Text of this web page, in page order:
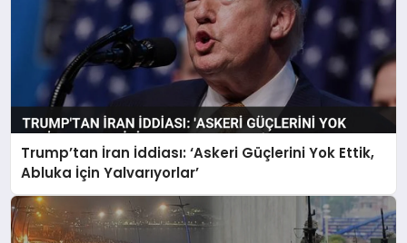
Trump’tan İran İddiası: ‘Askeri Güçlerini Yok Ettik,
Abluka İçin Yalvarıyorlar’